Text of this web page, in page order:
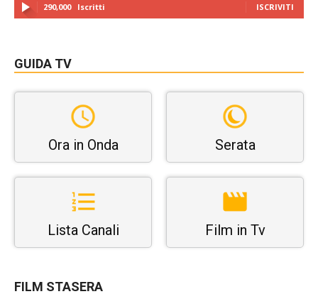
290,000 Iscritti ISCRIVITI
GUIDA TV
Ora in Onda Serata
Lista Canali Film in Tv
FILM STASERA